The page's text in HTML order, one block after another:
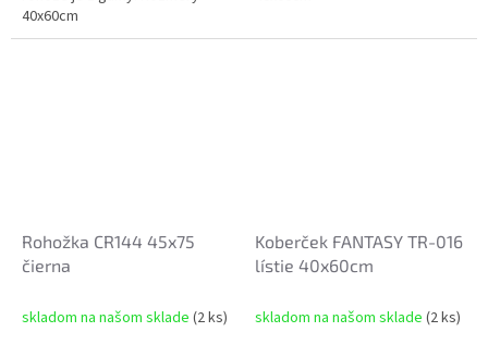
40x60cm
Rohožka CR144 45x75
čierna
skladom na našom sklade (2 ks)
Koberček FANTASY TR-016
lístie 40x60cm
skladom na našom sklade (2 ks)